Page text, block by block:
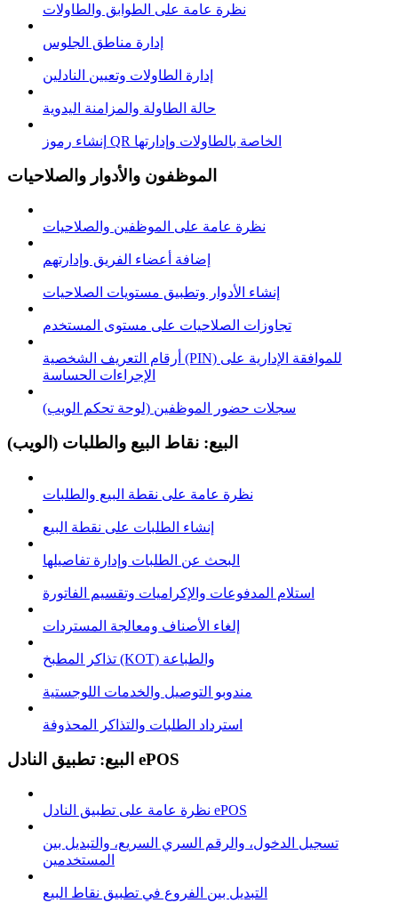
نظرة عامة على الطوابق والطاولات
إدارة مناطق الجلوس
إدارة الطاولات وتعيين النادلين
حالة الطاولة والمزامنة اليدوية
إنشاء رموز QR الخاصة بالطاولات وإدارتها
الموظفون والأدوار والصلاحيات
نظرة عامة على الموظفين والصلاحيات
إضافة أعضاء الفريق وإدارتهم
إنشاء الأدوار وتطبيق مستويات الصلاحيات
تجاوزات الصلاحيات على مستوى المستخدم
أرقام التعريف الشخصية (PIN) للموافقة الإدارية على
الإجراءات الحساسة
سجلات حضور الموظفين (لوحة تحكم الويب)
البيع: نقاط البيع والطلبات (الويب)
نظرة عامة على نقطة البيع والطلبات
إنشاء الطلبات على نقطة البيع
البحث عن الطلبات وإدارة تفاصيلها
استلام المدفوعات والإكراميات وتقسيم الفاتورة
إلغاء الأصناف ومعالجة المستردات
تذاكر المطبخ (KOT) والطباعة
مندوبو التوصيل والخدمات اللوجستية
استرداد الطلبات والتذاكر المحذوفة
البيع: تطبيق النادل ePOS
نظرة عامة على تطبيق النادل ePOS
تسجيل الدخول، والرقم السري السريع، والتبديل بين
المستخدمين
التبديل بين الفروع في تطبيق نقاط البيع